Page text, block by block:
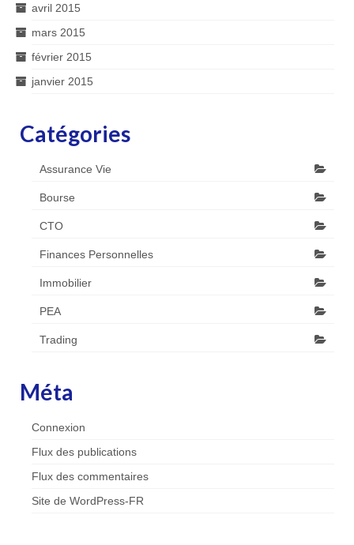
avril 2015
mars 2015
février 2015
janvier 2015
Catégories
Assurance Vie
Bourse
CTO
Finances Personnelles
Immobilier
PEA
Trading
Méta
Connexion
Flux des publications
Flux des commentaires
Site de WordPress-FR